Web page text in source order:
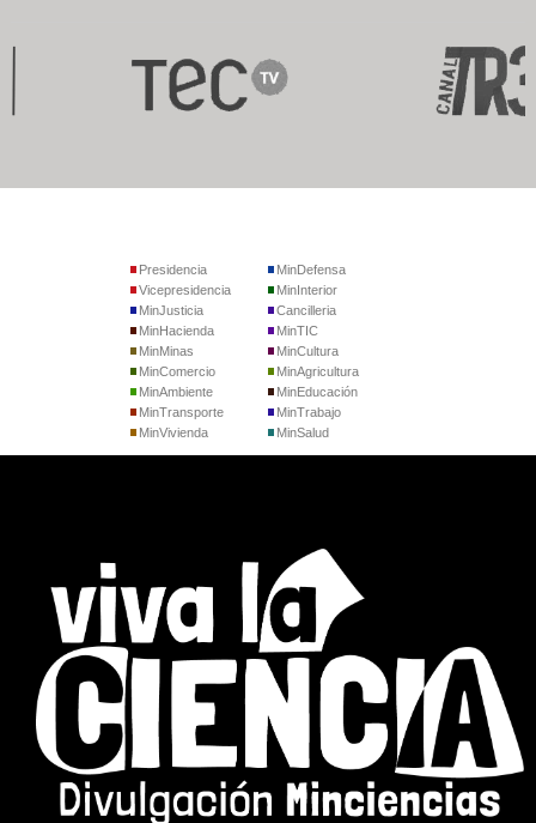
Presidencia
Vicepresidencia
MinJusticia
MinDefensa
MinInterior
Cancilleria
MinHacienda
MinMinas
MinComercio
MinTIC
MinCultura
MinAgricultura
MinAmbiente
MinTransporte
MinVivienda
MinEducación
MinTrabajo
MinSalud